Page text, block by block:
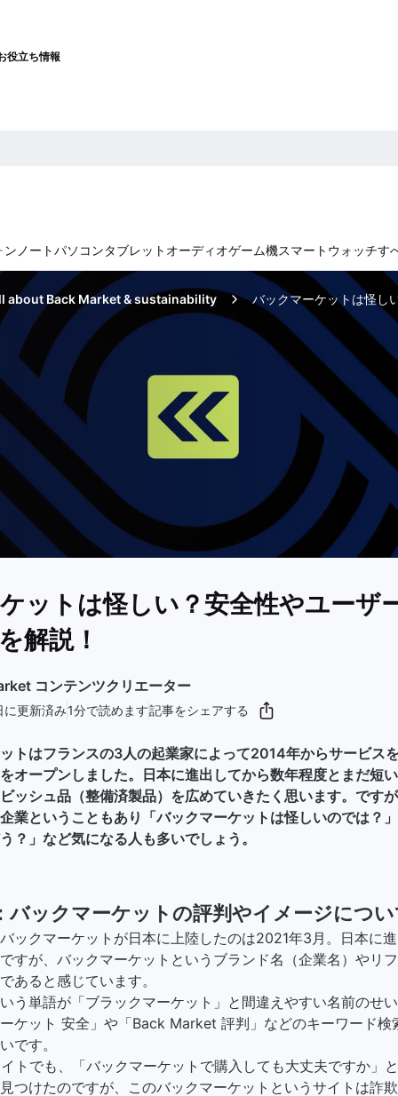
役立ち情報
ン ノートパソコンタブレット オーディオゲーム機スマートウォッチす
about Back Market & sustainability バックマーケットは怪し
ットは怪しい？安全性やユーザ
解説！
コンテンツクリエーター
更新済み1分で読めます記事をシェアする
トはフランスの3人の起業家によって2014年からサービス
オープンしました。日本に進出してから数年程度とまだ短
ッシュ品（整備済製品）を広めていきたく思います。です
業ということもあり「バックマーケットは怪しいのでは？
？」など気になる人も多いでしょう。
バックマーケットの評判やイメージにつ
ックマーケットが日本に上陸したのは2021年3月。日本に
すが、バックマーケットというブランド名（企業名）やリ
あると感じています。
う単語が「ブラックマーケット」と間違えやすい名前のせ
ケット 安全」や「Back Market 評判」などのキーワード
です。
トでも、「バックマーケットで購入しても大丈夫ですか」
つけたのですが、このバックマーケットというサイトは詐